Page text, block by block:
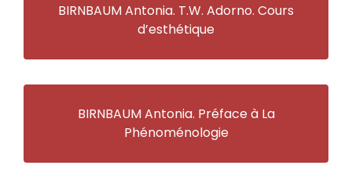
BIRNBAUM Antonia. T.W. Adorno. Cours
d’esthétique
BIRNBAUM Antonia. Préface à La
Phénoménologie